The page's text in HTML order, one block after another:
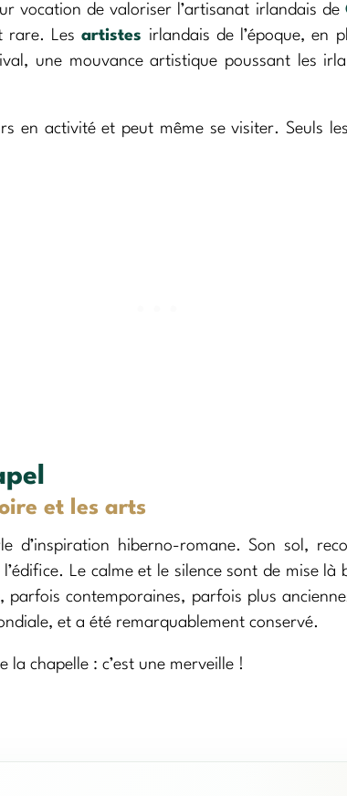
vocation de valoriser l’artisanat irlandais de
rare. Lesartistes irlandais de l’époque, en
une mouvance artistique poussant les
en activité et peut même se visiter. Seuls
et les arts
d’inspiration hiberno-romane. Son sol,
Le calme et le silence sont de mise
parfois contemporaines, parfois plus
et a été remarquablement conservé.
la chapelle : c’est une merveille !